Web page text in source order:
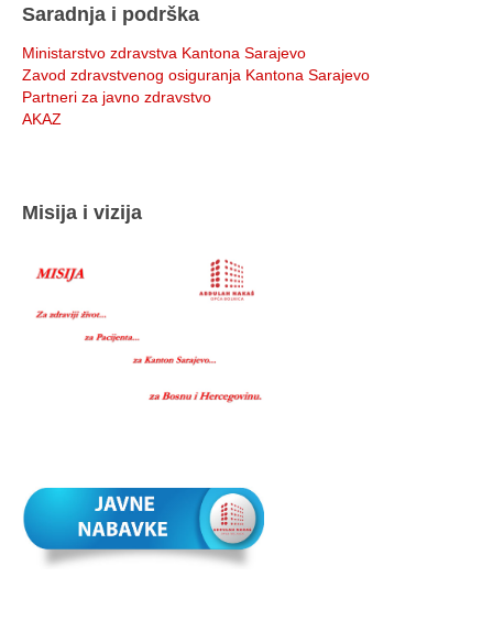
Saradnja i podrška
Ministarstvo zdravstva Kantona Sarajevo
Zavod zdravstvenog osiguranja Kantona Sarajevo
Partneri za javno zdravstvo
AKAZ
Misija i vizija